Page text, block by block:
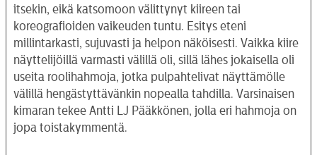
itsekin, eikä katsomoon välittynyt kiireen tai
koreografioiden vaikeuden tuntu. Esitys eteni
millintarkasti, sujuvasti ja helpon näköisesti. Vaikka kiire
näyttelijöillä varmasti välillä oli, sillä lähes jokaisella oli
useita roolihahmoja, jotka pulpahtelivat näyttämölle
välillä hengästyttävänkin nopealla tahdilla. Varsinaisen
kimaran tekee Antti LJ Pääkkönen, jolla eri hahmoja on
jopa toistakymmentä.